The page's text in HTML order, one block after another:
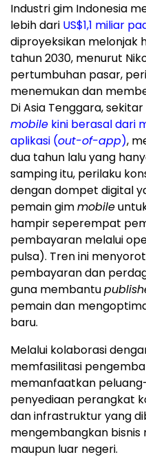
Industri gim Indonesia
lebih dari US$1,1 miliar
diproyeksikan melonjak
tahun 2030, menurut
pertumbuhan pasar,
menemukan dan
Di Asia Tenggara, sekitar
mobile kini berasal dari
aplikasi (out-of-app),
dua tahun lalu yang
samping itu, perilaku
dengan dompet digital
pemain gimmobile
hampir seperempat
pembayaran melalui
pulsa). Tren ini
pembayaran dan
guna membantu
pemain dan
baru.
Melalui kolaborasi
memfasilitasi
memanfaatkan
penyediaan perangkat
dan infrastruktur yang
mengembangkan bisnis
maupun luar negeri.